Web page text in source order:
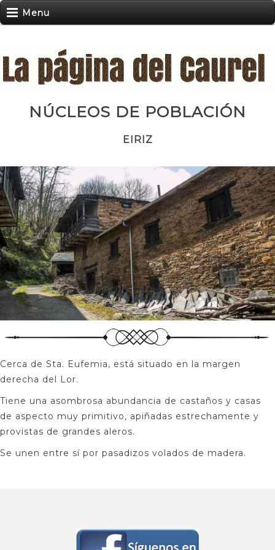
Menu
NÚCLEOS DE POBLACIÓN
EIRIZ
Cerca de Sta. Eufemia, está situado en la margen
derecha del Lor.
Tiene una asombrosa abundancia de castaños y casas
de aspecto muy primitivo, apiñadas estrechamente y
provistas de grandes aleros.
Se unen entre sí por pasadizos volados de madera.